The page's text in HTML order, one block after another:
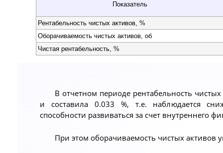
Показатель
Рентабельность чистых активов, %
Оборачиваемость чистых активов, об
Чистая рентабельность, %
В отчетном периоде рентабельность
и составила 0.033 %, т.е. наблюдается
способности развиваться за счет внутреннего
При этом оборачиваемость чистых активов